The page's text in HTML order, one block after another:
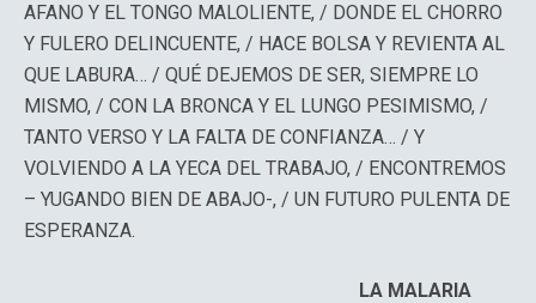
AFANO Y EL TONGO MALOLIENTE, / DONDE EL CHORRO
Y FULERO DELINCUENTE, / HACE BOLSA Y REVIENTA AL
QUE LABURA… / QUÉ DEJEMOS DE SER, SIEMPRE LO
MISMO, / CON LA BRONCA Y EL LUNGO PESIMISMO, /
TANTO VERSO Y LA FALTA DE CONFIANZA… / Y
VOLVIENDO A LA YECA DEL TRABAJO, / ENCONTREMOS
– YUGANDO BIEN DE ABAJO-, / UN FUTURO PULENTA DE
ESPERANZA.
LA MALARIA